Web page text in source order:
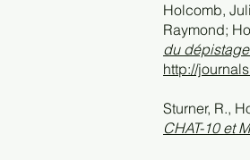
Holcomb,
Raymond;
du
http://
Sturner, R.,
CHAT-10 et